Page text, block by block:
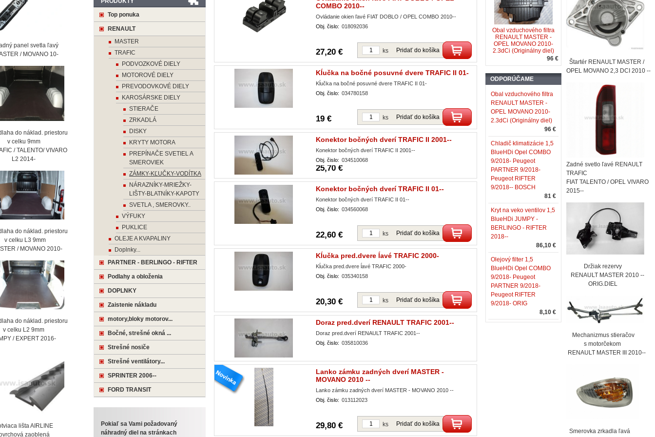
COMBO 2010--
Ovládanie okien ľavé FIAT DOBLO / OPEL COMBO 2010--
Obj. čislo: 018092036
27,20 € Pridať do košíka
ks
Kĺučka na bočné posuvné dvere TRAFIC II 01-
Kĺučka na bočné posuvné dvere TRAFIC II 01-
Obj. čislo: 034780158
19 € Pridať do košíka
ks
Konektor bočných dverí TRAFIC II 2001--
Konektor bočných dverí TRAFIC II 2001--
Obj. čislo: 034510068
25,70 €
Konektor bočných dverí TRAFIC II 01--
Konektor bočných dverí TRAFIC II 01--
Obj. čislo: 034560068
22,60 € Pridať do košíka
ks
Kĺučka pred.dvere ĺavé TRAFIC 2000-
Kĺučka pred.dvere ĺavé TRAFIC 2000-
Obj. čislo: 035340158
20,30 € Pridať do košíka
ks
Doraz pred.dverí RENAULT TRAFIC 2001--
Doraz pred.dverí RENAULT TRAFIC 2001--
Obj. čislo: 035810036
Lanko zámku zadných dverí MASTER -
MOVANO 2010 --
Lanko zámku zadných dverí MASTER - MOVANO 2010 --
Obj. čislo: 013112023
29,80 € Pridať do košíka
ks
Obal vzduchového filtra
RENAULT MASTER -
OPEL MOVANO 2010-
2.3dCi (Originálny diel)
96 €
ODPORÚČAME
Obal vzduchového filtra
RENAULT MASTER -
OPEL MOVANO 2010-
2.3dCi (Originálny diel)
96 €
Chladič klimatizácie 1,5
BlueHDi Opel COMBO
9/2018- Peugeot
PARTNER 9/2018-
Peugeot RIFTER
9/2018-- BOSCH
81 €
Kryt na veko ventilov 1,5
BlueHDi JUMPY -
BERLINGO - RIFTER
2018--
86,10 €
Olejový filter 1,5
BlueHDi Opel COMBO
9/2018- Peugeot
PARTNER 9/2018-
Peugeot RIFTER
9/2018- ORIG
8,10 €
Top ponuka
RENAULT
MASTER
TRAFIC
PODVOZKOVÉ DIELY
MOTOROVÉ DIELY
PREVODOVKOVÉ DIELY
KAROSÁRSKE DIELY
STIERAČE
ZRKADLÁ
DISKY
KRYTY MOTORA
PREPÍNAČE SVETIEL A
SMEROVIEK
ZÁMKY-KĽUČKY-VODÍTKA
NÁRAZNÍKY-MRIEŽKY-
LIŠTY-BLATNÍKY-KAPOTY
SVETLA , SMEROVKY..
VÝFUKY
PUKLICE
OLEJE A KVAPALINY
Doplnky...
PARTNER - BERLINGO - RIFTER
Podlahy a obloženia
DOPLNKY
Zaistenie nákladu
motory,bloky motorov...
Bočné, strešné okná ...
Strešné nosiče
Strešné ventilátory...
SPRINTER 2006--
FORD TRANSIT
Pokiaľ sa Vami požadovaný
náhradný diel na stránkach
panel svetla ľavý
/ MOVANO 10-
do náklad. priestoru
9mm
/ TALENTO/ VIVARO
2014-
do náklad. priestoru
L3 9mm
/ MOVANO 2010-
do náklad. priestoru
L2 9mm
/ EXPERT 2016-
lišta AIRLINE
zaoblená
Štartér RENAULT MASTER /
OPEL MOVANO 2,3 DCI 2010 --
Zadné svetlo ľavé RENAULT
TRAFIC
FIAT TALENTO / OPEL VIVARO
2015--
Držiak rezervy
RENAULT MASTER 2010 --
ORIG.DIEL
Mechanizmus stieračov
s motorčekom
RENAULT MASTER III 2010--
Smerovka zrkadla ľavá